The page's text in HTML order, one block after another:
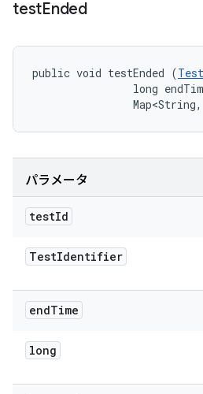
testEnded
public void testEnded (
long
パラメータ
testId
TestIdentifier
endTime
long